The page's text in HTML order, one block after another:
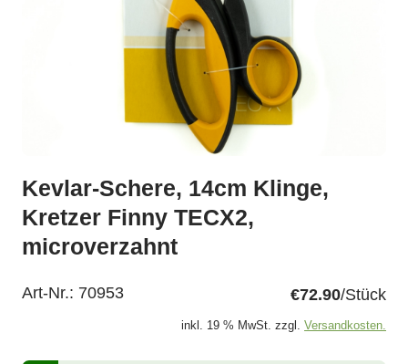
Kevlar-Schere, 14cm Klinge,
Kretzer Finny TECX2,
microverzahnt
Art-Nr.: 70953 €72.90/Stück
inkl. 19 % MwSt. zzgl. Versandkosten.